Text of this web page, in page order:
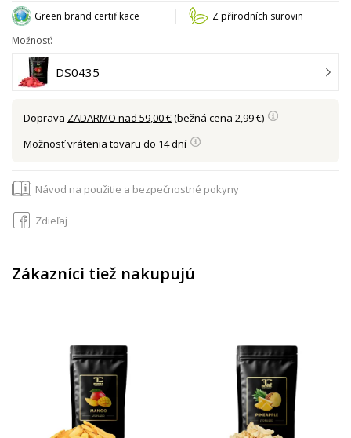
Green brand certifikace
Z přírodních surovin
Možnosť:
DS0435
Doprava ZADARMO nad 59,00 €(bežná cena 2,99 €)
Možnosť vrátenia tovaru do 14 dní
Návod na použitie a bezpečnostné pokyny
Zdieľaj
Zákazníci tiež nakupujú